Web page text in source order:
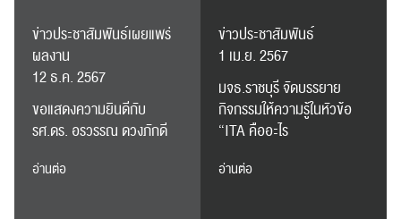
ข่าวประชาสัมพันธ์เผยแพร่
ผลงาน
12 ธ.ค. 2567
ขอแสดงความยินดีกับ
รศ.ดร. อรวรรณ ดวงภักดี
อ่านต่อ
ข่าวประชาสัมพันธ์
1 เม.ย. 2567
มจธ.ราชบุรี จัดบรรยาย
กิจกรรมให้ความรู้ในหัวข้อ
“ITA คืออะไร
อ่านต่อ
RC Activity